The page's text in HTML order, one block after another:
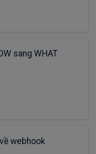
sang WHAT
webhook